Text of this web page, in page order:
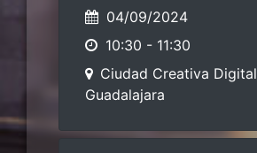
04/09/2024
10:30 - 11:30
Ciudad Creativa Digital
Guadalajara